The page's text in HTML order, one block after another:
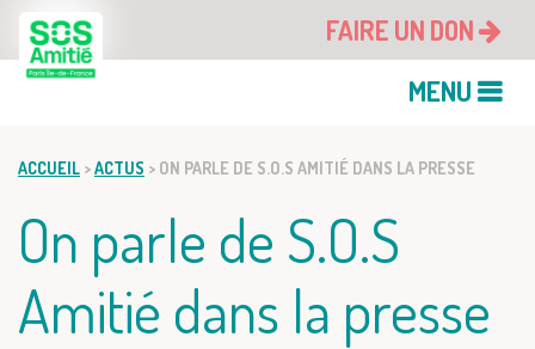
FAIRE UN DON
MENU
ACCUEIL >ACTUS > ON PARLE DE S.O.S AMITIÉ DANS LA PRESSE
On parle de S.O.S
Amitié dans la presse